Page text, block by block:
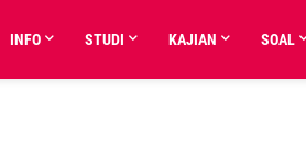
INFO STUDI KAJIAN SOAL